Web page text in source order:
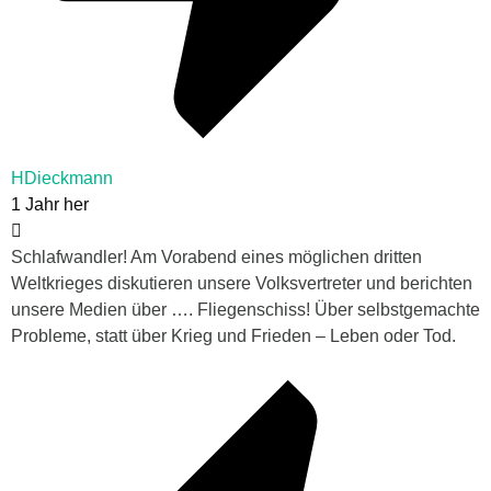
HDieckmann
1 Jahr her
Schlafwandler! Am Vorabend eines möglichen dritten
Weltkrieges diskutieren unsere Volksvertreter und berichten
unsere Medien über …. Fliegenschiss! Über selbstgemachte
Probleme, statt über Krieg und Frieden – Leben oder Tod.